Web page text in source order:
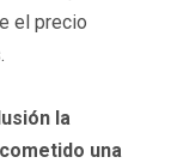
el precio
la
una